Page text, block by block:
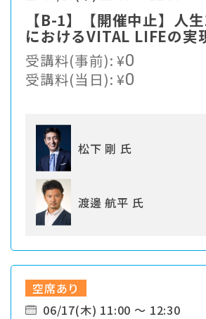
【B-1】【開催中止】人
におけるVITAL LIFEの実
受講料(事前):¥0
受講料(当日):¥0
松下 剛 氏
渡邊 航平 氏
空席あり
06/17(木) 11:00 ～ 12:30